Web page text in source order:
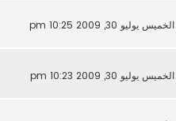
الخميس يوليو 30, 2009 10:25 pm
الخميس يوليو 30, 2009 10:23 pm